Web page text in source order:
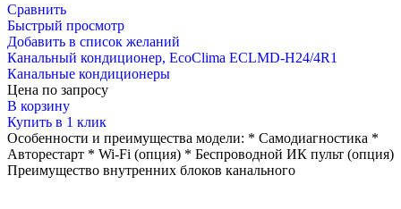
Сравнить
Быстрый просмотр
Добавить в список желаний
Канальный кондиционер, EcoClima ECLMD-H24/4R1
Канальные кондиционеры
Цена по запросу
В корзину
Купить в 1 клик
Особенности и преимущества модели: * Самодиагностика *
Авторестарт * Wi-Fi (опция) * Беспроводной ИК пульт (опция)
Преимущество внутренних блоков канального